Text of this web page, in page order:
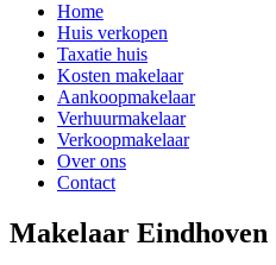
Home
Huis verkopen
Taxatie huis
Kosten makelaar
Aankoopmakelaar
Verhuurmakelaar
Verkoopmakelaar
Over ons
Contact
Makelaar Eindhoven